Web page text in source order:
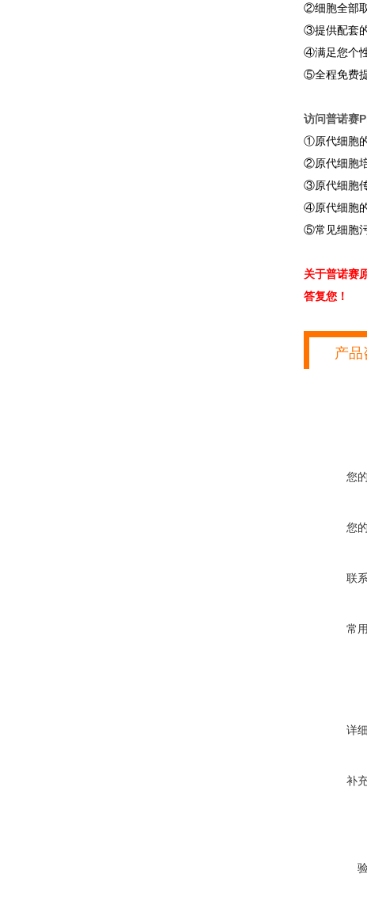
②细胞全部
③提供配套
④满足您个
⑤全程免费
访问普诺赛
①原代细胞
②原代细胞
③原代细胞
④原代细胞
⑤常见细胞
关于普诺赛
答复您！
产品
您
您
联
常
详
补